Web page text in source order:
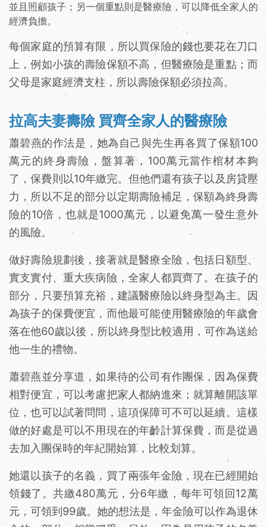
並且照顧孩子；另一個重點則是醫療險，可以降低全家人的
經濟負擔。
每個家庭的預算有限，所以買保險的錢也要花在刀口
上，例如小孩的壽險保額不高，但醫療險是重點；而
父母是家庭經濟支柱，所以壽險保額必須拉高。
拉高夫妻壽險 買齊全家人的醫療險
蕭碧燕的作法是，她為自己與先生再各買了保額100
萬元的終身壽險，盤算著，100萬元當作棺材本夠
了，保費則以10年繳完。但他們還有孩子以及房貸壓
力，所以不足的部分以定期壽險補足，保額為終身壽
險的10倍，也就是1000萬元，以避免萬一發生意外
的風險。
做好壽險規劃後，接著就是醫療全險，包括日額型、
實支實付、重大疾病險，全家人都買齊了。在孩子的
部分，只要預算充裕，建議醫療險以終身型為主。因
為孩子的保費便宜，而他最可能使用醫療險的年歲會
落在他60歲以後，所以終身型比較適用，可作為送給
他一生的禮物。
蕭碧燕並分享道，如果待的公司有作團保，因為保費
相對便宜，可以考慮把家人都納進來；就算離開該單
位，也可以試著問問，這項保障可不可以延續。這樣
做的好處是可以不用現在的年齡計算保費，而是從過
去加入團保時的年紀開始算，比較划算。
她還以孩子的名義，買了兩張年金險，現在已經開始
領錢了。共繳480萬元，分6年繳，每年可領回12萬
元，可領到99歲。她的想法是，年金險可以作為退休